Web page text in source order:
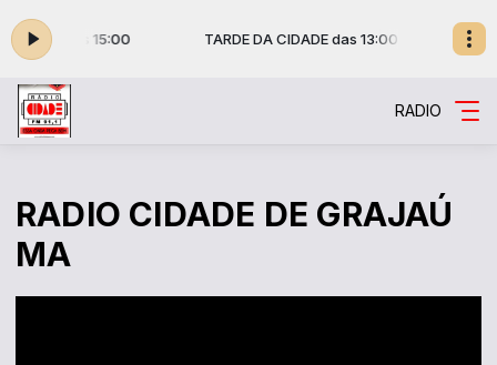
13:00 às 15:00 TARDE DA CIDADE das 13:00 às 15:00
RADIO
RADIO CIDADE DE GRAJAÚ
MA